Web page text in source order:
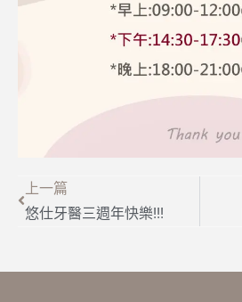
上一篇
悠仕牙醫三週年快樂!!!